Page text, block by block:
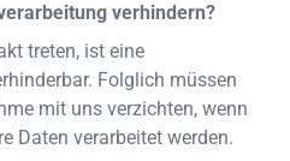
verhindern?
treten, ist eine
Folglich müssen
mit uns verzichten, wenn
Daten verarbeitet werden.